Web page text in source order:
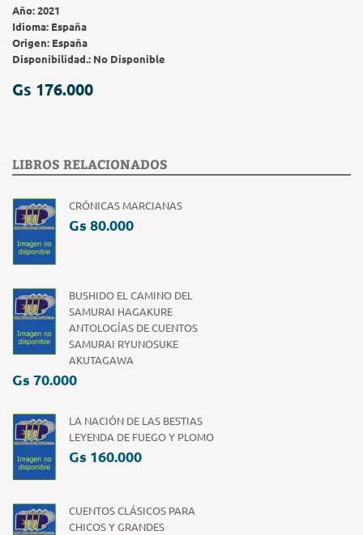
Año:2021
Idioma: España
Origen: España
Disponibilidad.: No Disponible
Gs 176.000
LIBROS RELACIONADOS
CRÓNICAS MARCIANAS
Gs 80.000
BUSHIDO EL CAMINO DEL
SAMURAI HAGAKURE
ANTOLOGÍAS DE CUENTOS
SAMURAI RYUNOSUKE
AKUTAGAWA
Gs 70.000
LA NACIÓN DE LAS BESTIAS
LEYENDA DE FUEGO Y PLOMO
Gs 160.000
CUENTOS CLÁSICOS PARA
CHICOS Y GRANDES